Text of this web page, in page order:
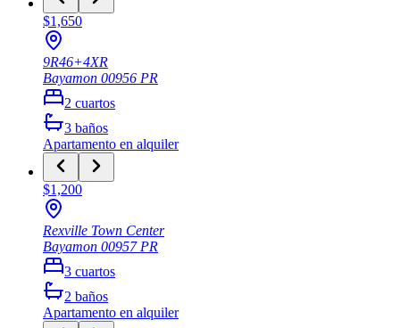
$1,650
9R46+4XR
Bayamon 00956 PR
2 cuartos
3 baños
Apartamento en alquiler
$1,200
Rexville Town Center
Bayamon 00957PR
3 cuartos
2 baños
Apartamento en alquiler